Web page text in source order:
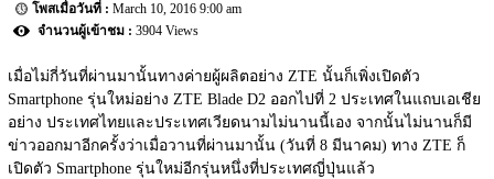
March 10, 2016 9:00 am
3904 Views
เมื่อไม่กี่วันที่ผ่านมานั้นทางค่ายผู้ผลิตอย่าง ZTE นั้นก็เพิ่งเปิดตัว
Smartphone รุ่นใหม่อย่าง ZTE Blade D2 ออกไปที่ 2 ประเทศในแถบเอเชีย
อย่าง ประเทศไทยและประเทศเวียดนามไม่นานนี้เอง จากนั้นไม่นานก็มี
ข่าวออกมาอีกครั้งว่าเมื่อวานที่ผ่านมานั้น (วันที่ 8 มีนาคม) ทาง ZTE ก็
เปิดตัว Smartphone รุ่นใหม่อีกรุ่นหนึ่งที่ประเทศญี่ปุ่นแล้ว